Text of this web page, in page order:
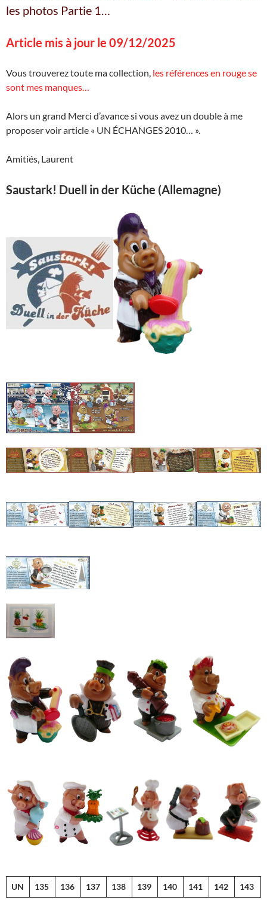
les photos Partie 1…
Article mis à jour le 09/12/2025
Vous trouverez toute ma collection, les références en rouge se
sont mes manques…
Alors un grand Merci d’avance si vous avez un double à me
proposer voir article « UN ÉCHANGES 2010… ».
Amitiés, Laurent
Saustark! Duell in der Küche (Allemagne)
UN 135 136 137 138 139 140 141 142 143